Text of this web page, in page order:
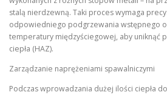
stalą nierdzewną. Taki proces wymaga
odpowiedniego podgrzewania wstępnego
temperatury międzyściegowej, aby uniknąć
ciepła (HAZ).
Zarządzanie naprężeniami spawalniczymi
Podczas wprowadzania dużej ilości ciepła